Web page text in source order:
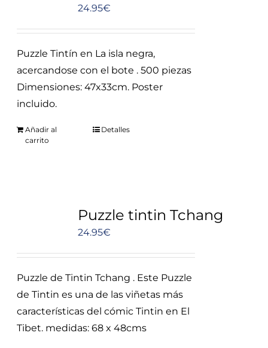
24.95€
Puzzle Tintín en La isla negra,
acercandose con el bote . 500 piezas
Dimensiones: 47x33cm. Poster
incluido.
Añadir al
carrito
Detalles
Puzzle tintin Tchang
24.95€
Puzzle de Tintin Tchang . Este Puzzle
de Tintin es una de las viñetas más
características del cómic Tintin en El
Tibet. medidas: 68 x 48cms